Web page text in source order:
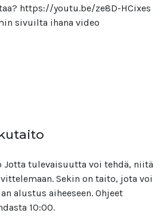
https://youtu.be/ze8D-HCixes
sivuilta ihana video
tulevaisuutta voi tehdä, niitä
Sekin on taito, jota voi
alustus aiheeseen. Ohjeet
10:00.